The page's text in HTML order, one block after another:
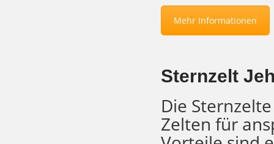
Mehr Informationen
Sternzelt
Die
Zelten für